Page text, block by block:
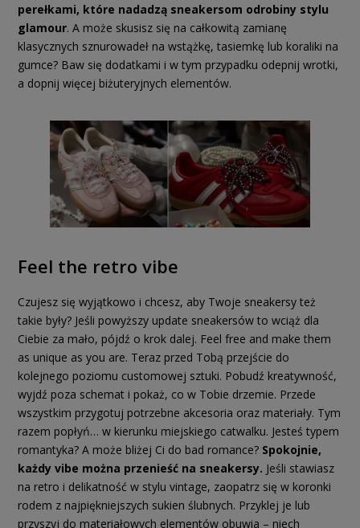
perełkami, które nadadzą sneakersom odrobiny stylu
glamour. A może skusisz się na całkowitą zamianę
klasycznych sznurowadeł na wstążkę, tasiemkę lub koraliki na
gumce? Baw się dodatkami i w tym przypadku odepnij wrotki,
a dopnij więcej biżuteryjnych elementów.
Feel the retro vibe
Czujesz się wyjątkowo i chcesz, aby Twoje sneakersy też
takie były? Jeśli powyższy update sneakersów to wciąż dla
Ciebie za mało, pójdź o krok dalej. Feel free and make them
as unique as you are. Teraz przed Tobą przejście do
kolejnego poziomu customowej sztuki. Pobudź kreatywność,
wyjdź poza schemat i pokaż, co w Tobie drzemie. Przede
wszystkim przygotuj potrzebne akcesoria oraz materiały. Tym
razem popłyń… w kierunku miejskiego catwalku. Jesteś typem
romantyka? A może bliżej Ci do bad romance? Spokojnie,
każdy vibe można przenieść na sneakersy. Jeśli stawiasz
na retro i delikatność w stylu vintage, zaopatrz się w koronki
rodem z najpiękniejszych sukien ślubnych. Przyklej je lub
przyszyj do materiałowych elementów obuwia – niech